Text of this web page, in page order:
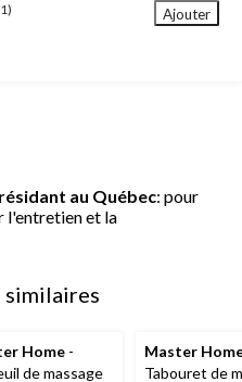
Ajouter
au Québec: pour
l'entretien et la
Home -
de massage
Master
Tabouret de